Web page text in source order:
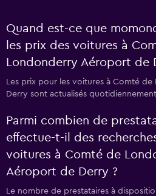
Quand est-ce que
les prix des voitures à
Londonderry Aéroport de
Les prix pour les voitures à Comté
Derry sont actualisés
Parmi combien de
effectue-t-il des
voitures à Comté de
Aéroport de Derry ?
Le nombre de prestataires à